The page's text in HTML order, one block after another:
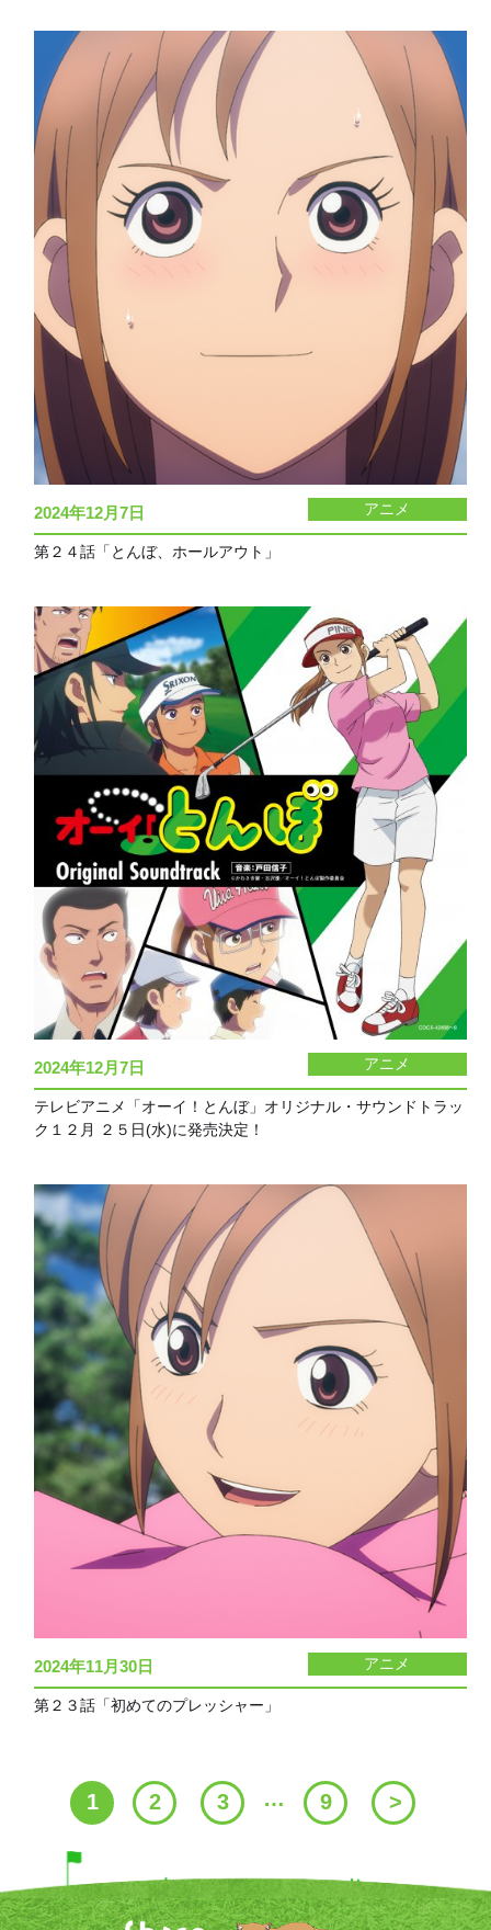
2024年12月7日 アニメ
第２４話「とんぼ、ホールアウト」
2024年12月7日 アニメ
テレビアニメ「オーイ！とんぼ」オリジナル・サウンドトラッ
ク１２月 ２５日(水)に発売決定！
2024年11月30日 アニメ
第２３話「初めてのプレッシャー」
投
ナ
ビ
1 2 3 … 9 >